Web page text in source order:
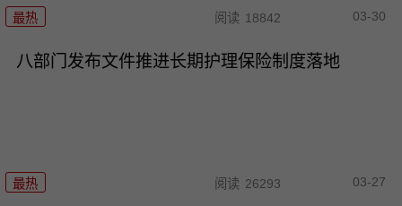
最热 阅读 18842 03-30
八部门发布文件推进长期护理保险制度落地
最热 阅读 26293 03-27